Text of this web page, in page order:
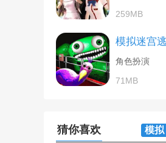
259MB
模拟迷宫
角色扮演
71MB
猜你喜欢 模拟